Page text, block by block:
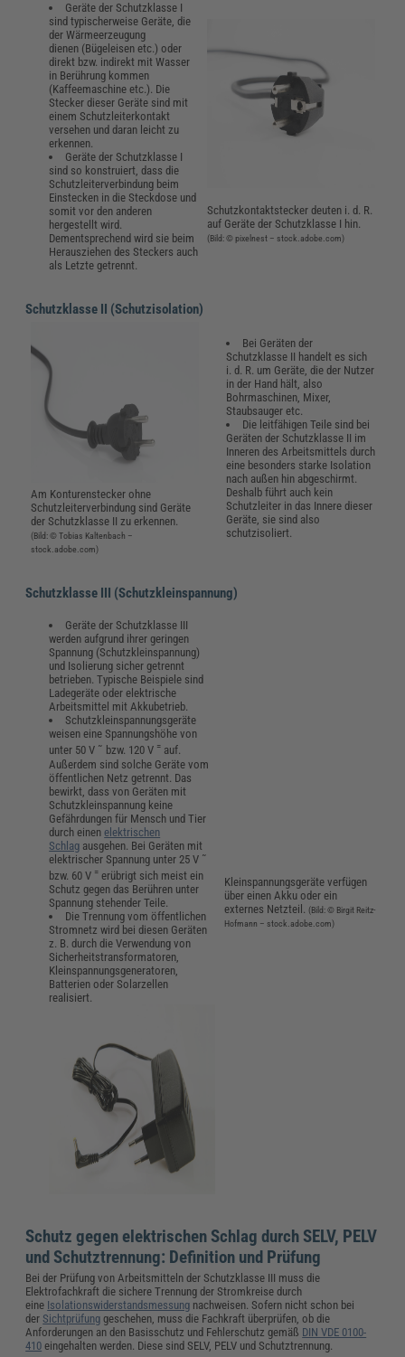
Geräte der Schutzklasse I
sind typischerweise Geräte, die
der Wärmeerzeugung
dienen (Bügeleisen etc.) oder
direkt bzw. indirekt mit Wasser
in Berührung kommen
(Kaffeemaschine etc.). Die
Stecker dieser Geräte sind mit
einem Schutzleiterkontakt
versehen und daran leicht zu
erkennen.
Geräte der Schutzklasse I
sind so konstruiert, dass die
Schutzleiterverbindung beim
Einstecken in die Steckdose und
somit vor den anderen
hergestellt wird.
Dementsprechend wird sie beim
Herausziehen des Steckers auch
als Letzte getrennt.
Schutzkontaktstecker deuten i. d. R.
auf Geräte der Schutzklasse I hin.
(Bild: © pixelnest – stock.adobe.com)
Schutzklasse II (Schutzisolation)
Am Konturenstecker ohne
Schutzleiterverbindung sind Geräte
der Schutzklasse II zu erkennen.
(Bild: © Tobias Kaltenbach –
stock.adobe.com)
Bei Geräten der
Schutzklasse II handelt es sich
i. d. R. um Geräte, die der Nutzer
in der Hand hält, also
Bohrmaschinen, Mixer,
Staubsauger etc.
Die leitfähigen Teile sind bei
Geräten der Schutzklasse II im
Inneren des Arbeitsmittels durch
eine besonders starke Isolation
nach außen hin abgeschirmt.
Deshalb führt auch kein
Schutzleiter in das Innere dieser
Geräte, sie sind also
schutzisoliert.
Schutzklasse III (Schutzkleinspannung)
Geräte der Schutzklasse III
werden aufgrund ihrer geringen
Spannung (Schutzkleinspannung)
und Isolierung sicher getrennt
betrieben. Typische Beispiele sind
Ladegeräte oder elektrische
Arbeitsmittel mit Akkubetrieb.
Schutzkleinspannungsgeräte
weisen eine Spannungshöhe von
unter 50 V ˜ bzw. 120 V = auf.
Außerdem sind solche Geräte vom
öffentlichen Netz getrennt. Das
bewirkt, dass von Geräten mit
Schutzkleinspannung keine
Gefährdungen für Mensch und Tier
durch einenelektrischen
Schlag ausgehen. Bei Geräten mit
elektrischer Spannung unter 25 V ˜
bzw. 60 V = erübrigt sich meist ein
Schutz gegen das Berühren unter
Spannung stehender Teile.
Die Trennung vom öffentlichen
Stromnetz wird bei diesen Geräten
z. B. durch die Verwendung von
Sicherheitstransformatoren,
Kleinspannungsgeneratoren,
Batterien oder Solarzellen
realisiert.
Kleinspannungsgeräte verfügen
über einen Akku oder ein
externes Netzteil.
(Bild: © Birgit Reitz-
Hofmann – stock.adobe.com)
Schutz gegen elektrischen Schlag durch SELV, PELV
und Schutztrennung: Definition und Prüfung
Bei der Prüfung von Arbeitsmitteln der Schutzklasse III muss die
Elektrofachkraft die sichere Trennung der Stromkreise durch
eine Isolationswiderstandsmessung nachweisen. Sofern nicht schon bei
derSichtprüfung geschehen, muss die Fachkraft überprüfen, ob die
Anforderungen an den Basisschutz und Fehlerschutz gemäß DIN VDE 0100-
410 eingehalten werden. Diese sind SELV, PELV und Schutztrennung.